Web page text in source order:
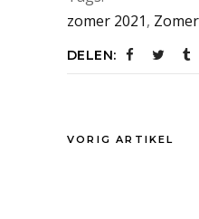
zomer 2021,
DELEN:
VORIG ARTIKEL